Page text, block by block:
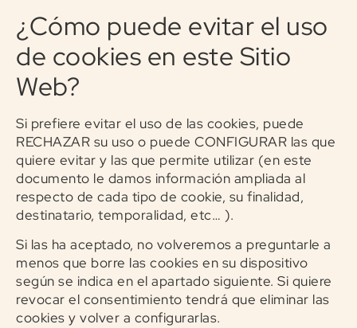
¿Cómo puede evitar el uso
de cookies en este Sitio
Web?
Si prefiere evitar el uso de las cookies, puede
RECHAZAR su uso o puede CONFIGURAR las que
quiere evitar y las que permite utilizar (en este
documento le damos información ampliada al
respecto de cada tipo de cookie, su finalidad,
destinatario, temporalidad, etc… ).
Si las ha aceptado, no volveremos a preguntarle a
menos que borre las cookies en su dispositivo
según se indica en el apartado siguiente. Si quiere
revocar el consentimiento tendrá que eliminar las
cookies y volver a configurarlas.